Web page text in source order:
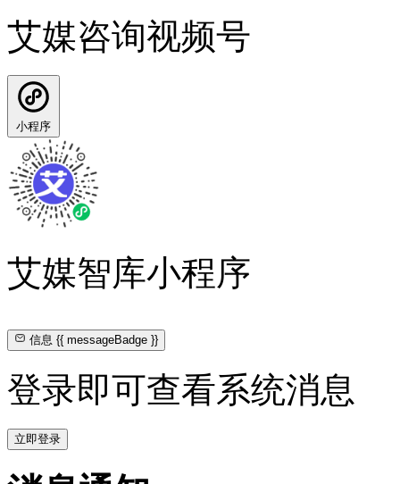
艾媒咨询视频号
小程序
艾媒智库小程序
信息{{ messageBadge }}
登录即可查看系统消息
立即登录